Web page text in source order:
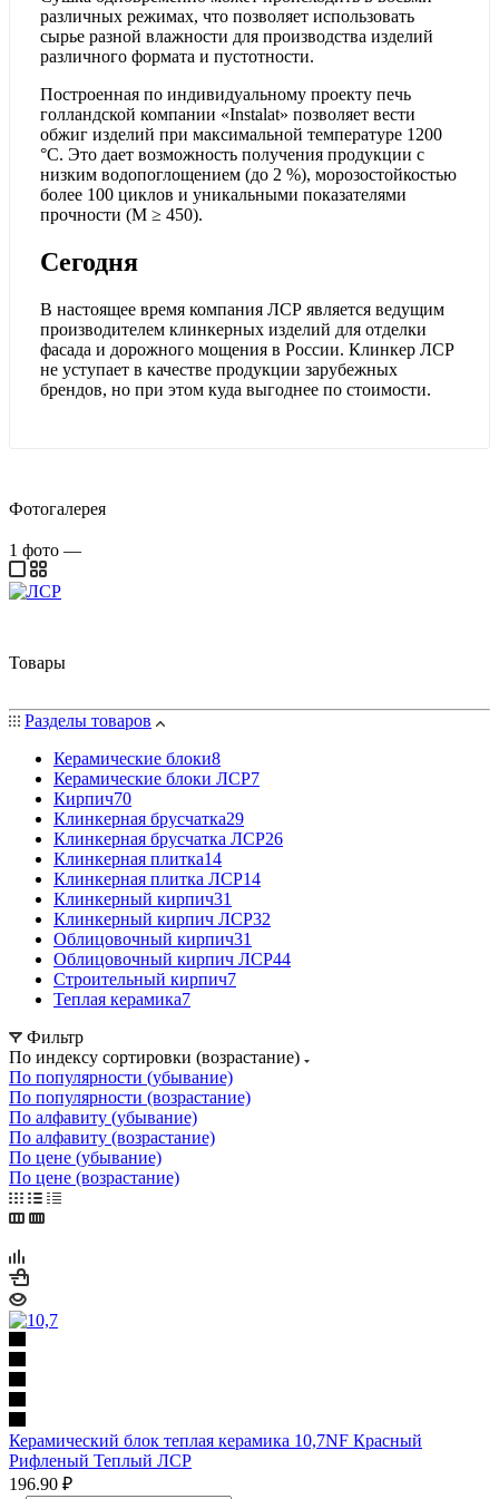
различных режимах, что позволяет использовать
сырье разной влажности для производства изделий
различного формата и пустотности.
Построенная по индивидуальному проекту печь
голландской компании «Instalat» позволяет вести
обжиг изделий при максимальной температуре 1200
°С. Это дает возможность получения продукции с
низким водопоглощением (до 2 %), морозостойкостью
более 100 циклов и уникальными показателями
прочности (М ≥ 450).
Сегодня
В настоящее время компания ЛСР является ведущим
производителем клинкерных изделий для отделки
фасада и дорожного мощения в России. Клинкер ЛСР
не уступает в качестве продукции зарубежных
брендов, но при этом куда выгоднее по стоимости.
Фотогалерея
1 фото —
Товары
Разделы товаров
Керамические блоки8
Керамические блоки ЛСР7
Кирпич70
Клинкерная брусчатка29
Клинкерная брусчатка ЛСР26
Клинкерная плитка14
Клинкерная плитка ЛСР14
Клинкерный кирпич31
Клинкерный кирпич ЛСР32
Облицовочный кирпич31
Облицовочный кирпич ЛСР44
Строительный кирпич7
Теплая керамика7
Фильтр
По индексу сортировки (возрастание)
По популярности (убывание)
По популярности (возрастание)
По алфавиту (убывание)
По алфавиту (возрастание)
По цене (убывание)
По цене (возрастание)
Керамический блок теплая керамика 10,7NF Красный
Рифленый Теплый ЛСР
196.90 ₽